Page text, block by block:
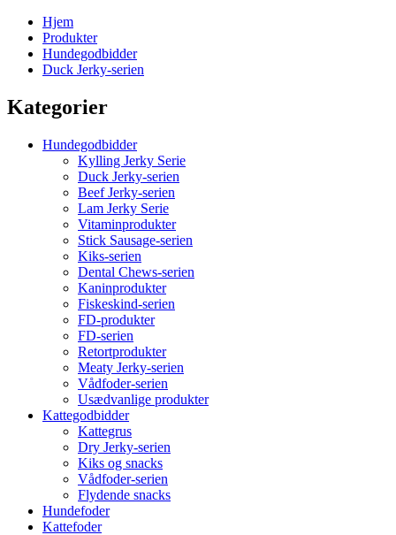
Hjem
Produkter
Hundegodbidder
Duck Jerky-serien
Kategorier
Hundegodbidder
Kylling Jerky Serie
Duck Jerky-serien
Beef Jerky-serien
Lam Jerky Serie
Vitaminprodukter
Stick Sausage-serien
Kiks-serien
Dental Chews-serien
Kaninprodukter
Fiskeskind-serien
FD-produkter
FD-serien
Retortprodukter
Meaty Jerky-serien
Vådfoder-serien
Usædvanlige produkter
Kattegodbidder
Kattegrus
Dry Jerky-serien
Kiks og snacks
Vådfoder-serien
Flydende snacks
Hundefoder
Kattefoder